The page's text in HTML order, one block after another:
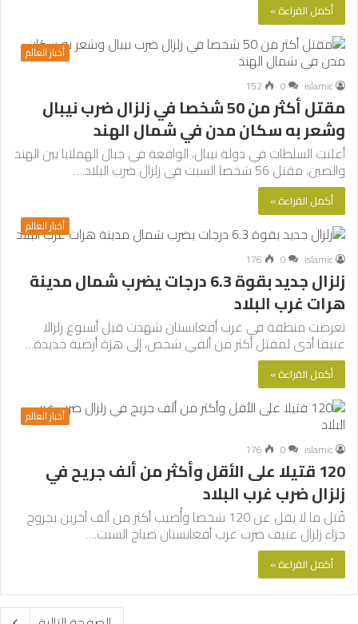
أكمل القراءة »
أخبار العالم
islamic
0
152
مقتل أكثر من 50 شخصا في زلزال ضرب نيبال
وشعر به سكان مدن في شمال الهند
أعلنت السلطات في دولة نيبال، الواقعة في جبال الهملايا بين الهند
والصين، مقتل 56 شخصا السبت في زلزال ضرب البلاد.…
أكمل القراءة »
أخبار العالم
islamic
0
176
زلزال جديد بقوة 6.3 درجات يضرب شمال مدينة
هرات غرب البلاد
تعرضت منطقة في غرب أفغانستان شهدت قبل أسبوع زلزالا
عنيفا أدى لمقتل أكثر من ألفي شخص، إلى هزة أرضية جديدة…
أكمل القراءة »
أخبار العالم
islamic
0
176
120 قتيلا على الأقل وأكثر من ألف جريح في
زلزال ضرب غرب البلاد
قُتل ما لا يقل عن 120 شخصا وأُصيب أكثر من ألف آخرين بجروح
جراء زلزال عنيف ضرب غرب أفغانستان صباح السبت.…
أكمل القراءة »